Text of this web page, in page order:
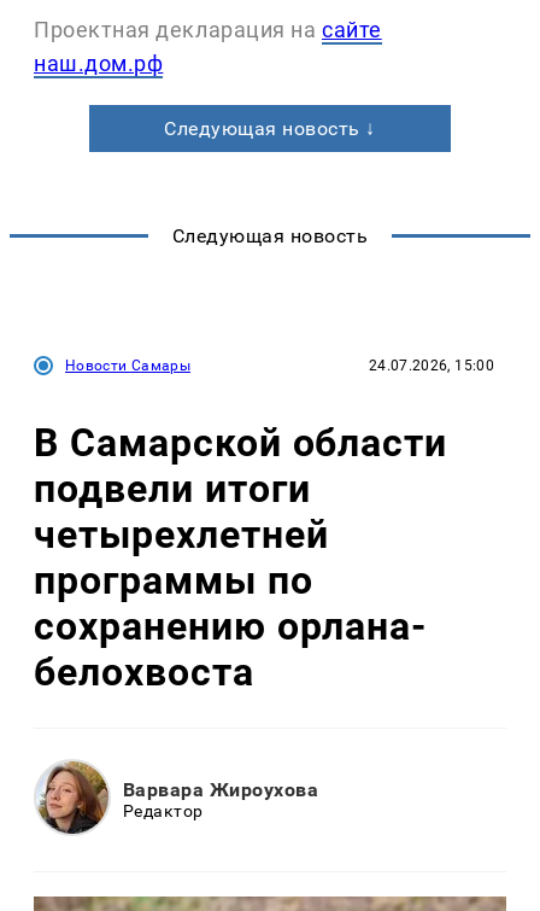
Проектная декларация на сайте
наш.дом.рф
Следующая новость ↓
Следующая новость
Новости Самары 24.07.2026, 15:00
В Самарской области
подвели итоги
четырехлетней
программы по
сохранению орлана-
белохвоста
Варвара Жироухова
Редактор